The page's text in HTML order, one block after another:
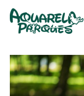
para
conteúdo